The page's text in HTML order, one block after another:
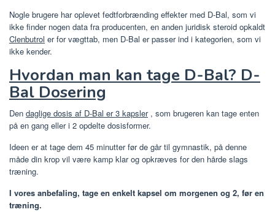
Nogle brugere har oplevet fedtforbrænding effekter med D-Bal, som vi
ikke finder nogen data fra producenten, en anden juridisk steroid opkaldt
Clenbutrol er for vægttab, men D-Bal er passer ind i kategorien, som vi
ikke kender.
Hvordan man kan tage D-Bal? D-
Bal Dosering
Den daglige dosis af D-Bal er 3 kapsler, som brugeren kan tage enten
på en gang eller i 2 opdelte dosisformer.
Ideen er at tage dem 45 minutter før de går til gymnastik, på denne
måde din krop vil være kamp klar og opkræves for den hårde slags
træning.
I vores anbefaling, tage en enkelt kapsel om morgenen og 2, før en
træning.